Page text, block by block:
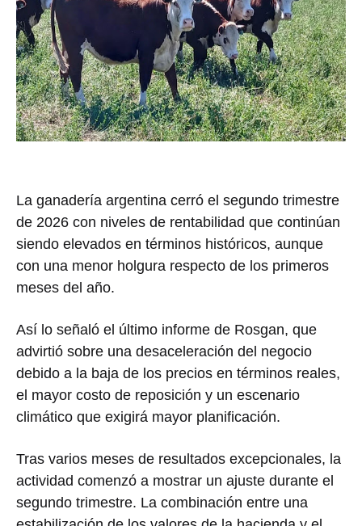
La ganadería argentina cerró el segundo trimestre
de 2026 con niveles de rentabilidad que continúan
siendo elevados en términos históricos, aunque
con una menor holgura respecto de los primeros
meses del año.
Así lo señaló el último informe de Rosgan, que
advirtió sobre una desaceleración del negocio
debido a la baja de los precios en términos reales,
el mayor costo de reposición y un escenario
climático que exigirá mayor planificación.
Tras varios meses de resultados excepcionales, la
actividad comenzó a mostrar un ajuste durante el
segundo trimestre. La combinación entre una